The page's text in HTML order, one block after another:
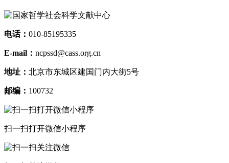
电话： 010-85195335
E-mail： ncpssd@cass.org.cn
地址： 北京市东城区建国门内大街5号
邮编： 100732
扫一扫打开微信小程序